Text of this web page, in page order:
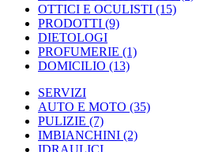
OTTICI E OCULISTI (15)
PRODOTTI (9)
DIETOLOGI
PROFUMERIE (1)
DOMICILIO (13)
SERVIZI
AUTO E MOTO (35)
PULIZIE (7)
IMBIANCHINI (2)
IDRAULICI